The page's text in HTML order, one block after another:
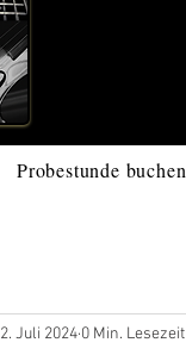
Probestunde buchen
2. Juli 2024 0 Min. Lesezeit